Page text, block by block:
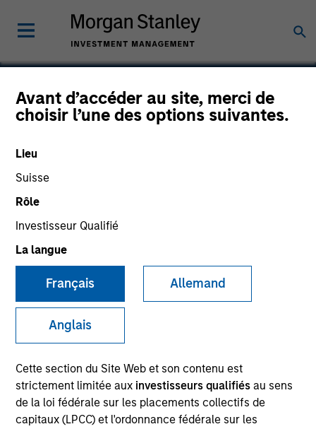
Avant d’accéder au site, merci de
choisir l’une des options suivantes.
Lieu
Suisse
Rôle
Investisseur Qualifié
La langue
Français Allemand
Anglais
Cette section du Site Web et son contenu est
strictement limitée aux investisseurs qualifiésau sens
de la loi fédérale sur les placements collectifs de
capitaux (LPCC) et l'ordonnance fédérale sur les
Crowley Wind
SECTOR
Energy Transition